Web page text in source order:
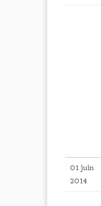
01 juin
2014